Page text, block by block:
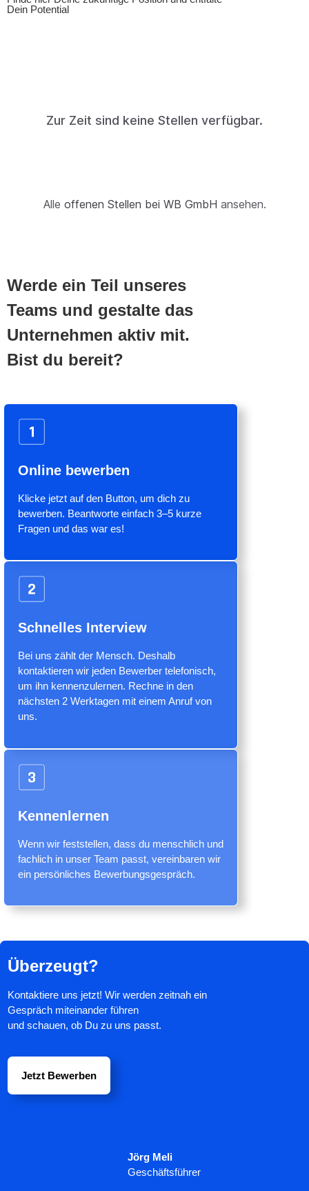
Dein Potential
Zur Zeit sind keine Stellen verfügbar.
Alle offenen Stellen bei WB GmbH ansehen.
Werde ein Teil unseres
Teams und gestalte das
Unternehmen aktiv mit.
Bist du bereit?
Online bewerben
Klicke jetzt auf den Button, um dich zu
bewerben. Beantworte einfach 3–5 kurze
Fragen und das war es!
Schnelles Interview​
Bei uns zählt der Mensch. Deshalb
kontaktieren wir jeden Bewerber telefonisch,
um ihn kennenzulernen. Rechne in den
nächsten 2 Werktagen mit einem Anruf von
uns.
Kennenlernen
Wenn wir feststellen, dass du menschlich und
fachlich in unser Team passt, vereinbaren wir
ein persönliches Bewerbungsgespräch.
Überzeugt?
Kontaktiere uns jetzt! Wir werden zeitnah ein
Gespräch miteinander führen
und schauen, ob Du zu uns passt.
Jetzt Bewerben
Jörg Meli
Geschäftsführer